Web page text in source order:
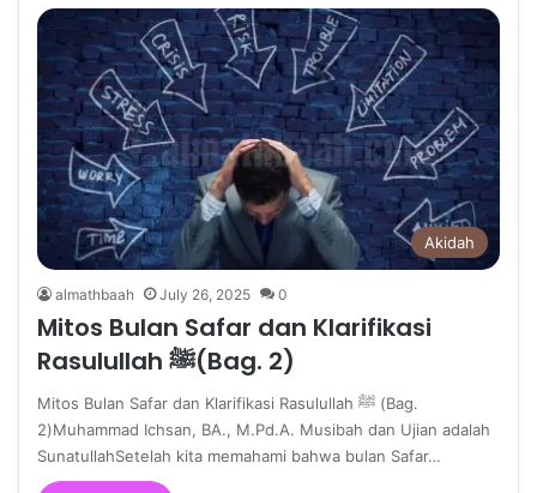
Akidah
almathbaah July 26, 2025 0
Mitos Bulan Safar dan Klarifikasi
Rasulullah ﷺ(Bag. 2)
Mitos Bulan Safar dan Klarifikasi Rasulullah ﷺ (Bag.
2)Muhammad Ichsan, BA., M.Pd.A. Musibah dan Ujian adalah
SunatullahSetelah kita memahami bahwa bulan Safar…